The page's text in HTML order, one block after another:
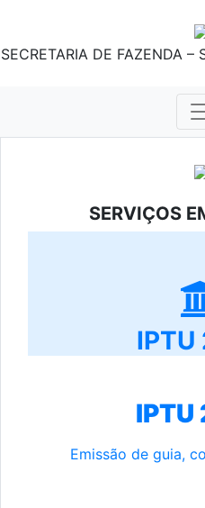
SECRETARIA DE FAZENDA –
SERVIÇOS
Emissão de guia,